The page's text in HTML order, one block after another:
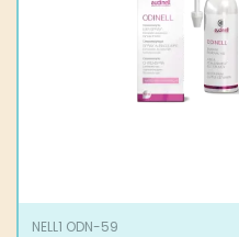
NELL1 ODN-59